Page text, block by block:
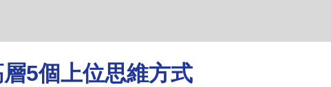
5個上位思維方式